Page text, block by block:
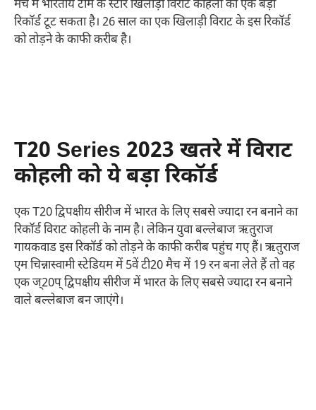
मैच में भारतीय टीम के स्टार खिलाड़ी विराट कोहली का एक बड़ा
रिकॉर्ड टूट सकता है। 26 साल का एक खिलाड़ी विराट के इस रिकॉर्ड
को तोड़ने के काफी करीब है।
T20 Series 2023 खतरे में विराट
कोहली को ये बड़ा रिकॉर्ड
एक T20 द्विपक्षीय सीरीज में भारत के लिए सबसे ज्यादा रन बनाने का
रिकॉर्ड विराट कोहली के नाम है। लेकिन युवा बल्लेबाज ऋतुराज
गायकवाड इस रिकॉर्ड को तोड़ने के काफी करीब पहुंच गए हैं। ऋतुराज
एम चिन्नास्वामी स्टेडियम में 5वें टी20 मैच में 19 रन बना लेते हैं तो वह
एक ज्20प् द्विपक्षीय सीरीज में भारत के लिए सबसे ज्यादा रन बनाने
वाले बल्लेबाज बन जाएंगे।